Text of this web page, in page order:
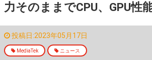
力そのままでCPU、GPU性
投稿日:2023年05月17日
MediaTek ニュース